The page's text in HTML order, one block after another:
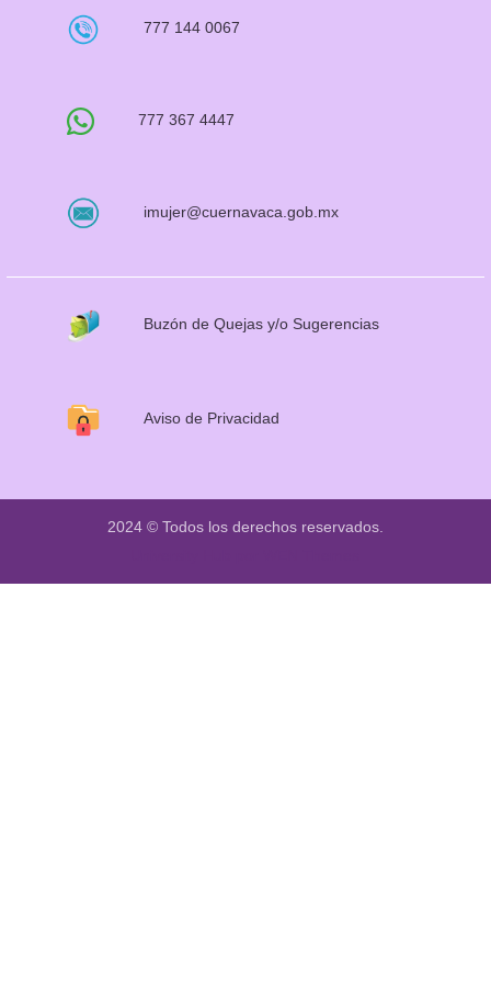
777 144 0067
777 367 4447
imujer@cuernavaca.gob.mx
Buzón de Quejas y/o Sugerencias
Aviso de Privacidad
2024 © Todos los derechos reservados.